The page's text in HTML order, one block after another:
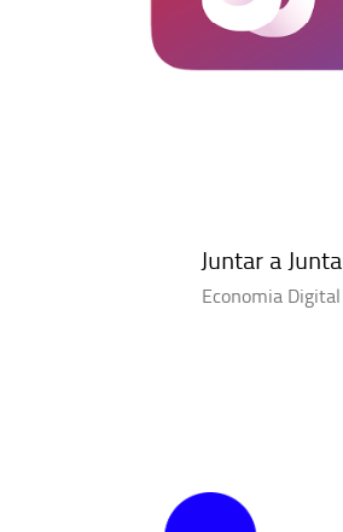
Juntar a Junta
Economia Digital